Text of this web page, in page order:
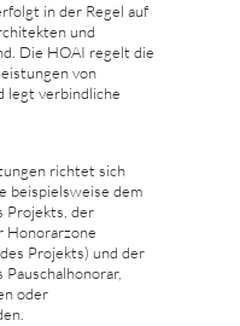
in der Regel auf
und
Die HOAI regelt die
von
legt verbindliche
richtet sich
beispielsweise dem
Projekts, der
Honorarzone
Projekts) und der
Pauschalhonorar,
oder